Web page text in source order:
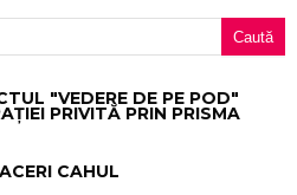
"VEDERE DE PE POD"
PRIVITĂ PRIN PRISMA
CAHUL